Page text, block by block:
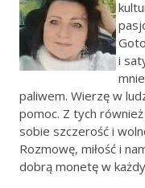
i
paliwem. Wierzę w
pomoc. Z tych
sobie szczerość i
Rozmowę, miłość i
dobrą monetę w